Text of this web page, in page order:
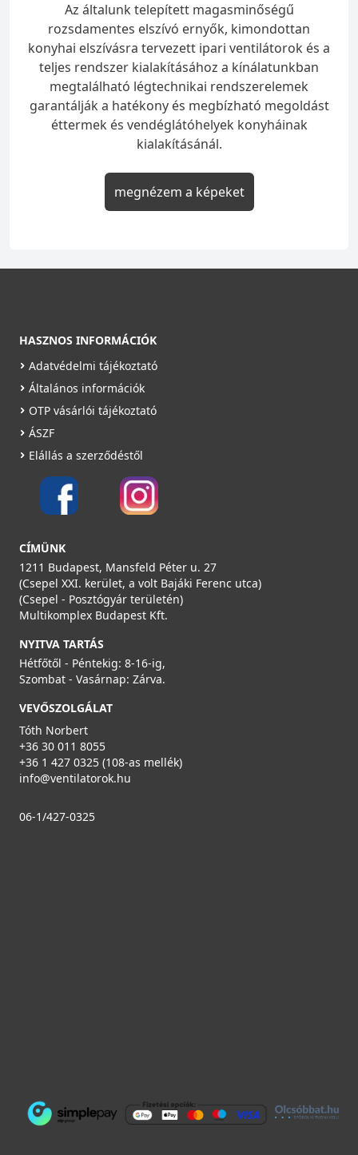
Az általunk telepített magasminőségű
rozsdamentes elszívó ernyők, kimondottan
konyhai elszívásra tervezett ipari ventilátorok és a
teljes rendszer kialakításához a kínálatunkban
megtalálható légtechnikai rendszerelemek
garantálják a hatékony és megbízható megoldást
éttermek és vendéglátóhelyek konyháinak
kialakításánál.
megnézem a képeket
HASZNOS INFORMÁCIÓK
Adatvédelmi tájékoztató
Általános információk
OTP vásárlói tájékoztató
ÁSZF
Elállás a szerződéstől
CÍMÜNK
1211 Budapest, Mansfeld Péter u. 27
(Csepel XXI. kerület, a volt Bajáki Ferenc utca)
(Csepel - Posztógyár területén)
Multikomplex Budapest Kft.
NYITVA TARTÁS
Hétfőtől - Péntekig: 8-16-ig,
Szombat - Vasárnap: Zárva.
VEVŐSZOLGÁLAT
Tóth Norbert
+36 30 011 8055
+36 1 427 0325 (108-as mellék)
info@ventilatorok.hu
06-1/427-0325